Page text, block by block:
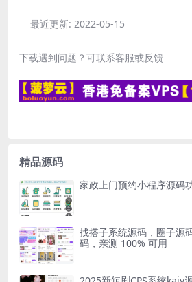
最近更新: 2022-05-15
下载遇到问题？可联系客服或反馈
精品源码
家政上门预约小程序源码
找搭子系统源码，圈子源
码，亲测 100% 可用